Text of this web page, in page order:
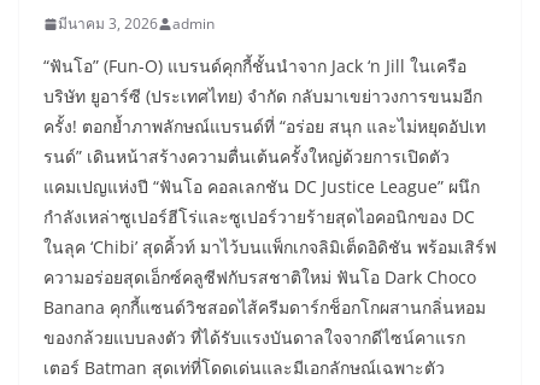
มีนาคม 3, 2026 admin
“ฟันโอ” (Fun-O) แบรนด์คุกกี้ชั้นนำจาก Jack ‘n Jill ในเครือ
บริษัท ยูอาร์ซี (ประเทศไทย) จำกัด กลับมาเขย่าวงการขนมอีก
ครั้ง! ตอกย้ำภาพลักษณ์แบรนด์ที่ “อร่อย สนุก และไม่หยุดอัปเท
รนด์” เดินหน้าสร้างความตื่นเต้นครั้งใหญ่ด้วยการเปิดตัว
แคมเปญแห่งปี “ฟันโอ คอลเลกชัน DC Justice League” ผนึก
กำลังเหล่าซูเปอร์ฮีโร่และซูเปอร์วายร้ายสุดไอคอนิกของ DC
ในลุค ‘Chibi’ สุดคิ้วท์ มาไว้บนแพ็กเกจลิมิเต็ดอิดิชัน พร้อมเสิร์ฟ
ความอร่อยสุดเอ็กซ์คลูซีฟกับรสชาติใหม่ ฟันโอ Dark Choco
Banana คุกกี้แซนด์วิชสอดไส้ครีมดาร์กช็อกโกผสานกลิ่นหอม
ของกล้วยแบบลงตัว ที่ได้รับแรงบันดาลใจจากดีไซน์คาแรก
เตอร์ Batman สุดเท่ที่โดดเด่นและมีเอกลักษณ์เฉพาะตัว